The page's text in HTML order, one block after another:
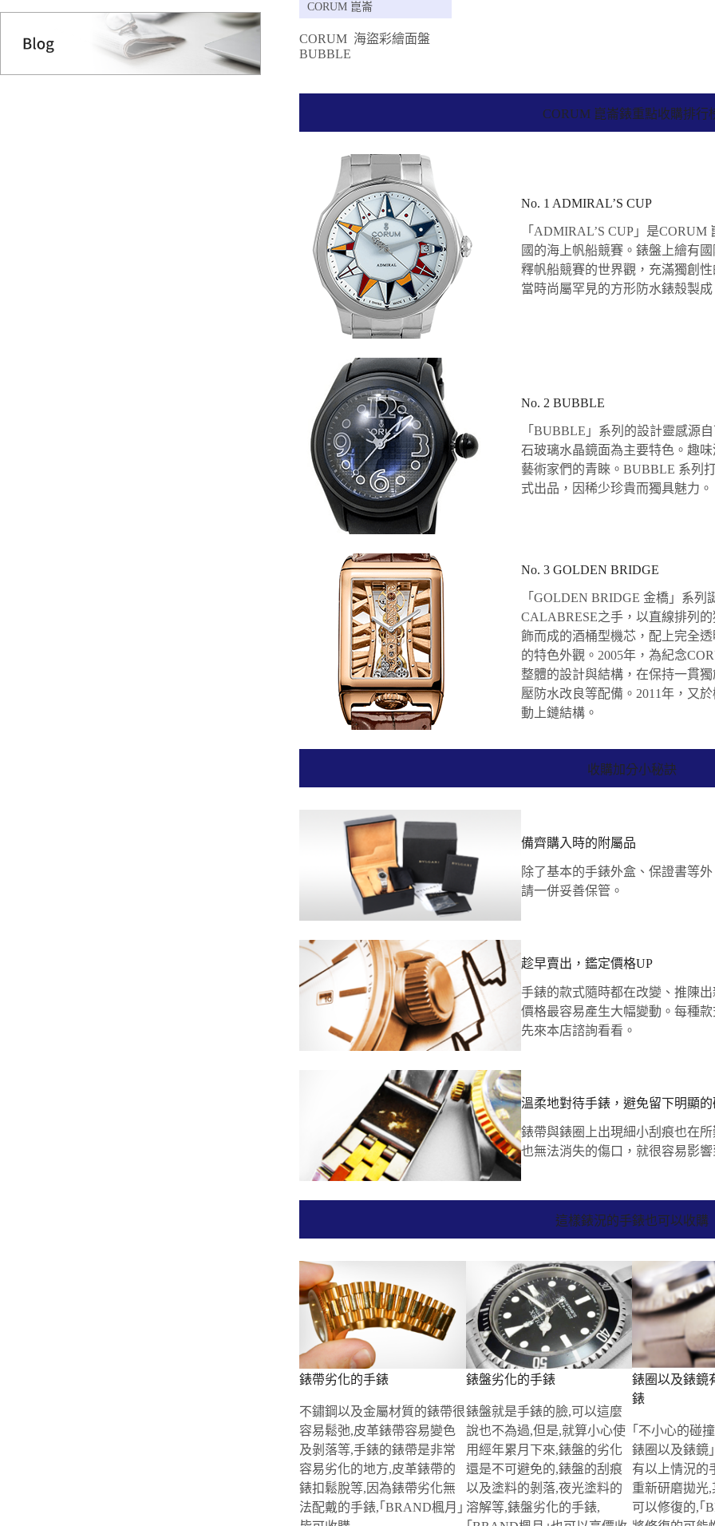
CORUM 崑崙
CORUM 海盜彩繪面盤
BUBBLE
CORUM 崑崙錶重點收購排行
No. 1 ADMIRAL’S CUP
「ADMIRAL’S CUP」是
國的海上帆船競賽。錶盤上繪有
釋帆船競賽的世界觀，充滿獨創
當時尚屬罕見的方形防水錶殼製成
No. 2 BUBBLE
「BUBBLE」系列的設計靈感源
石玻璃水晶鏡面為主要特色。趣
藝術家們的青睞。BUBBLE 系列
式出品，因稀少珍貴而獨具魅力。
No. 3 GOLDEN BRIDGE
「GOLDEN BRIDGE 金橋」系
CALABRESE之手，以直線排列
飾而成的酒桶型機芯，配上完全
的特色外觀。2005年，為紀念
整體的設計與結構，在保持一貫
壓防水改良等配備。2011年，又
動上鏈結構。
收購加分小秘訣
備齊購入時的附屬品
除了基本的手錶外盒、保證書等
請一併妥善保管。
趁早賣出，鑑定價格UP
手錶的款式隨時都在改變、推陳
價格最容易產生大幅變動。每種
先來本店諮詢看看。
溫柔地對待手錶，避免留下明顯
錶帶與錶圈上出現細小刮痕也在
也無法消失的傷口，就很容易影響
這樣錶況的手錶也可以收購
錶帶劣化的手錶
不鏽鋼以及金屬材質的錶帶很
容易鬆弛,皮革錶帶容易變色
及剝落等,手錶的錶帶是非常
容易劣化的地方,皮革錶帶的
錶扣鬆脫等,因為錶帶劣化無
法配戴的手錶,｢BRAND楓月｣
錶盤劣化的手錶
錶盤就是手錶的臉,可以這麼
說也不為過,但是,就算小心使
用經年累月下來,錶盤的劣化
還是不可避免的,錶盤的刮痕
以及塗料的剝落,夜光塗料的
溶解等,錶盤劣化的手錶,
錶圈以及錶鏡
錶
｢不小心的碰
錶圈以及錶鏡
有以上情況的
重新研磨拋光
可以修復的,｢